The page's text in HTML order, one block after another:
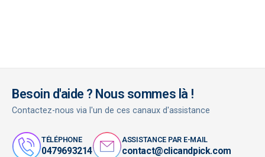
Besoin d'aide ? Nous sommes là !
Contactez-nous via l'un de ces canaux d'assistance
TÉLÉPHONE
0479693214
ASSISTANCE PAR E-MAIL
contact@clicandpick.com